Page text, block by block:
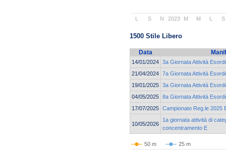
2023
S N M M S
1500 Stile Libero
Data
14/01/2024 3a Giornata Attività
21/04/2024 7a Giornata Attività
19/01/2025 3a Giornata Attività
04/05/2025 8a Giornata Attività
17/07/2025 Campionato Reg.le 2025
10/05/2026
1a giornata attività di
concentramento E
50 m 25 m